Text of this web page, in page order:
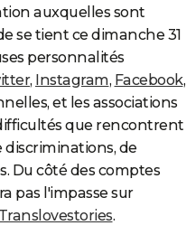
auxquelles sont
se tient ce dimanche 31
personnalités
, Instagram, Facebook,
et les associations
que rencontrent
discriminations, de
Du côté des comptes
pas l'impasse sur
Translovestories.